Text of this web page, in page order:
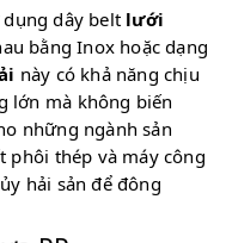
dụng dây belt lưới
bằng Inox hoặc dạng
này có khả năng chịu
lớn mà không biến
những ngành sản
phôi thép và máy công
hải sản để đông